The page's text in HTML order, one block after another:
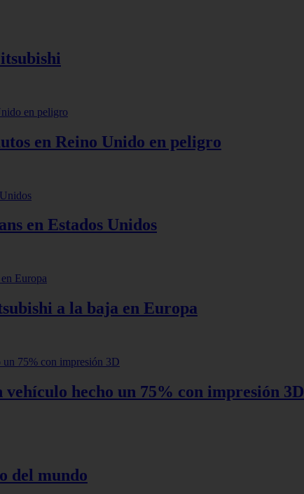
en Reino Unido en peligro
en Estados Unidos
a la baja en Europa
hecho un 75% con impresión 3D
del mundo